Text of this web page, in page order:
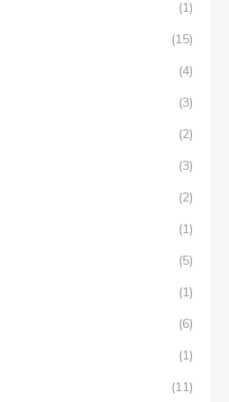
(1)
(15)
(4)
(3)
(2)
(3)
(2)
(1)
(5)
(1)
(6)
(1)
(11)